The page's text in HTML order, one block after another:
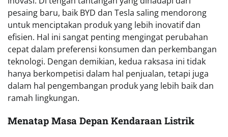
pesaing baru, baik BYD dan Tesla saling mendorong
untuk menciptakan produk yang lebih inovatif dan
efisien. Hal ini sangat penting mengingat perubahan
cepat dalam preferensi konsumen dan perkembangan
teknologi. Dengan demikian, kedua raksasa ini tidak
hanya berkompetisi dalam hal penjualan, tetapi juga
dalam hal pengembangan produk yang lebih baik dan
ramah lingkungan.
Menatap Masa Depan Kendaraan Listrik